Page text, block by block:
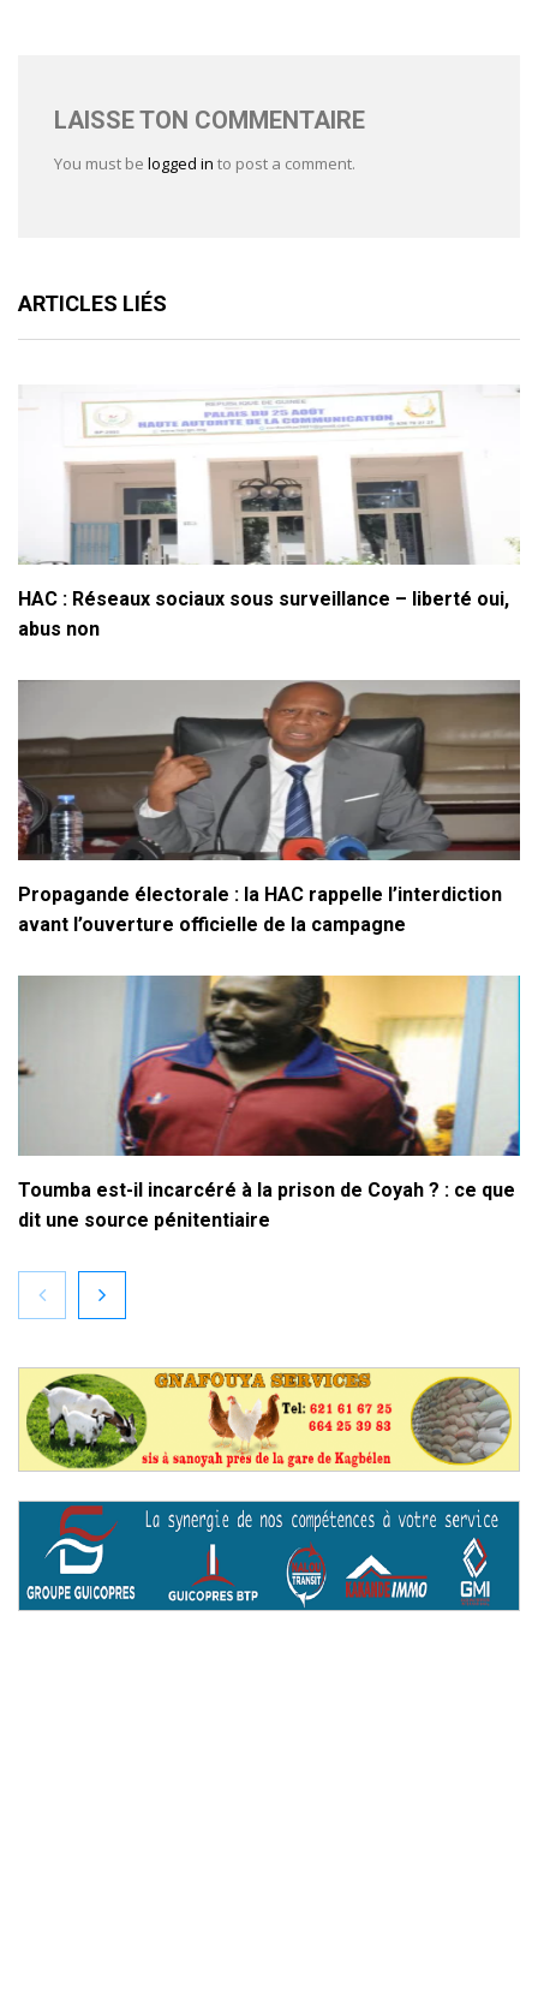
LAISSE TON COMMENTAIRE
You must be logged in to post a comment.
ARTICLES LIÉS
HAC : Réseaux sociaux sous surveillance – liberté oui,
abus non
Propagande électorale : la HAC rappelle l’interdiction
avant l’ouverture officielle de la campagne
Toumba est-il incarcéré à la prison de Coyah ? : ce que
dit une source pénitentiaire